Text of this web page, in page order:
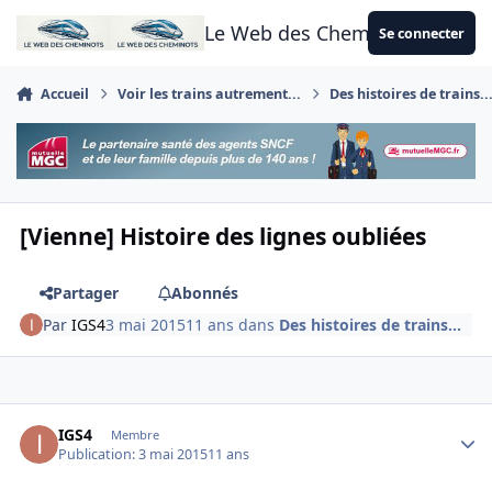
Aller au contenu
Le Web des CheminotsSe connecter
Accueil Voir les trains autrement... Des histoires de
[Vienne] Histoire des lignes oubliées
Partager
Abonnés
ParIGS43 mai 201511 ans dans Des histoires de trains...
IGS4 Membre
Publication:3 mai 201511 ans